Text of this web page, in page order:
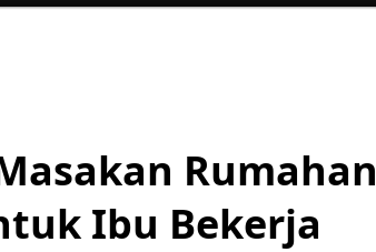
Rumahan
Ibu Bekerja